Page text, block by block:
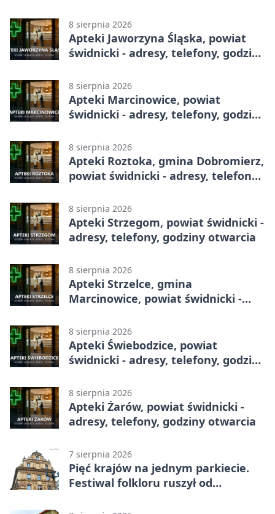
8 sierpnia 2026
Apteki Jaworzyna Śląska, powiat
świdnicki - adresy, telefony, godziny
8 sierpnia 2026
Apteki Marcinowice, powiat
świdnicki - adresy, telefony, godziny
8 sierpnia 2026
Apteki Roztoka, gmina Dobromierz,
powiat świdnicki - adresy, telefony,
8 sierpnia 2026
Apteki Strzegom, powiat świdnicki -
adresy, telefony, godziny otwarcia
8 sierpnia 2026
Apteki Strzelce, gmina
Marcinowice, powiat świdnicki -
8 sierpnia 2026
Apteki Świebodzice, powiat
świdnicki - adresy, telefony, godziny
8 sierpnia 2026
Apteki Żarów, powiat świdnicki -
adresy, telefony, godziny otwarcia
7 sierpnia 2026
Pięć krajów na jednym parkiecie.
Festiwal folkloru ruszył od